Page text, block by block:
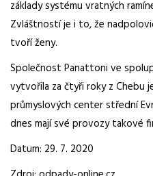
základy systému vratných
Zvláštností je i to, že
tvoří ženy.
Společnost Panattoni ve
vytvořila za čtyři roky z Chebu
průmyslových center střední
dnes mají své provozy takové
Datum: 29. 7. 2020